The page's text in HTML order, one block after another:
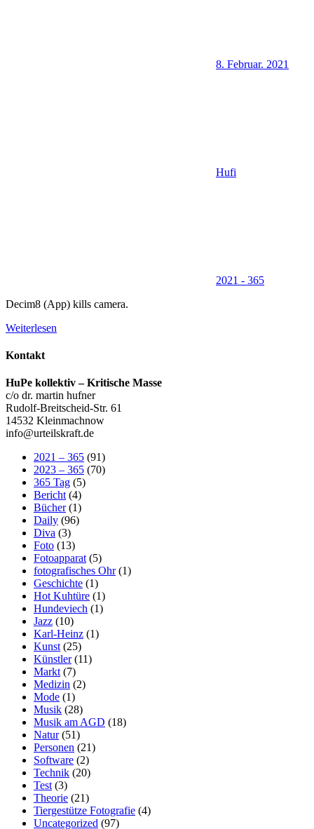
8. Februar. 2021
Hufi
2021 - 365
Decim8 (App) kills camera.
Weiterlesen
Kontakt
HuPe kollektiv – Kritische Masse
c/o dr. martin hufner
Rudolf-Breitscheid-Str. 61
14532 Kleinmachnow
info@urteilskraft.de
2021 – 365 (91)
2023 – 365 (70)
365 Tag (5)
Bericht(4)
Bücher(1)
Daily (96)
Diva (3)
Foto (13)
Fotoapparat(5)
fotografisches Ohr(1)
Geschichte (1)
Hot Kuhtüre (1)
Hundeviech (1)
Jazz (10)
Karl-Heinz (1)
Kunst(25)
Künstler(11)
Markt(7)
Medizin (2)
Mode (1)
Musik (28)
Musik am AGD (18)
Natur(51)
Personen (21)
Software (2)
Technik (20)
Test(3)
Theorie (21)
Tiergestütze Fotografie (4)
Uncategorized (97)